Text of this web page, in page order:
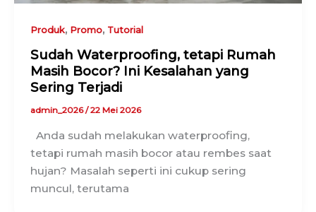
Produk, Promo, Tutorial
Sudah Waterproofing, tetapi Rumah
Masih Bocor? Ini Kesalahan yang
Sering Terjadi
admin_2026/22 Mei 2026
Anda sudah melakukan waterproofing,
tetapi rumah masih bocor atau rembes saat
hujan? Masalah seperti ini cukup sering
muncul, terutama